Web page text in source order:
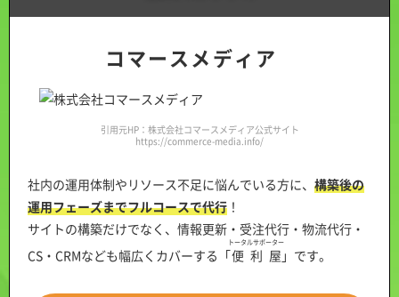
コマースメディア
引用元HP：株式会社コマースメディア公式サイト
https://commerce-media.info/
社内の運用体制やリソース不足に悩んでいる方に、 構築後の
運用フェーズまでフルコースで代行 ！
サイトの構築だけでなく、情報更新・受注代行・物流代行・
CS・CRMなども幅広くカバーする「便利屋
トータルサポーター
」です。